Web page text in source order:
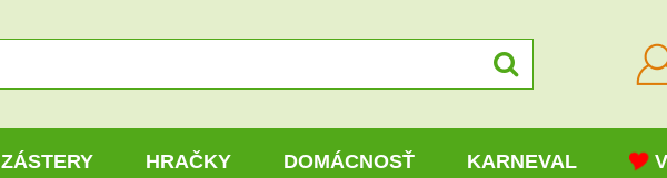
ZÁSTERY HRAČKY DOMÁCNOSŤ KARNEVAL